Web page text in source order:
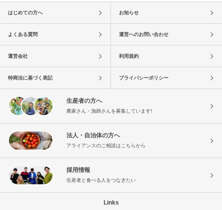
はじめての方へ お知らせ
よくある質問 運営へのお問い合わせ
運営会社 利用規約
特商法に基づく表記 プライバシーポリシー
生産者の方へ
農家さん・漁師さんを募集しています!
法人・自治体の方へ
アライアンスのご相談はこちらから
採用情報
生産者と食べる人をつなぎたい
Links